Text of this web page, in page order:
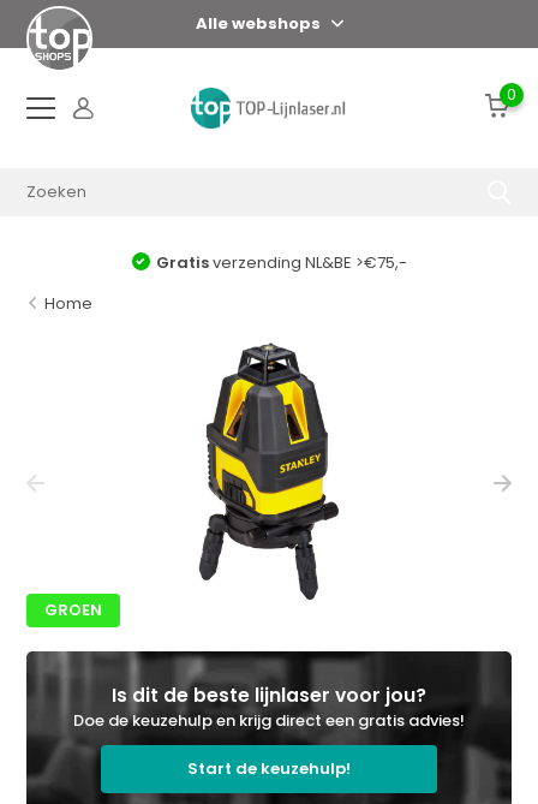
Alle webshops
0
Gratisverzending NL&BE >€75,-
Home
GROEN
Is dit de beste lijnlaser voor jou?
Doe de keuzehulp en krijg direct een gratis advies!
Start de keuzehulp!